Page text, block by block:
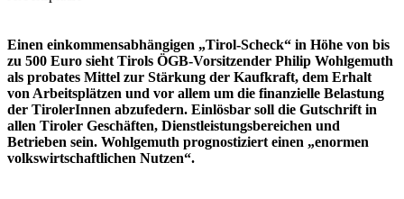
Einen einkommensabhängigen „Tirol-Scheck“ in Höhe von bis
zu 500 Euro sieht Tirols ÖGB-Vorsitzender Philip Wohlgemuth
als probates Mittel zur Stärkung der Kaufkraft, dem Erhalt
von Arbeitsplätzen und vor allem um die finanzielle Belastung
der TirolerInnen abzufedern. Einlösbar soll die Gutschrift in
allen Tiroler Geschäften, Dienstleistungsbereichen und
Betrieben sein. Wohlgemuth prognostiziert einen „enormen
volkswirtschaftlichen Nutzen“.